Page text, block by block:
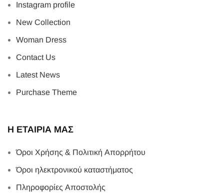
Instagram profile
New Collection
Woman Dress
Contact Us
Latest News
Purchase Theme
Η ΕΤΑΙΡΙΑ ΜΑΣ
Όροι Χρήσης & Πολιτική Απορρήτου
Όροι ηλεκτρονικού καταστήματος
Πληροφορίες Αποστολής